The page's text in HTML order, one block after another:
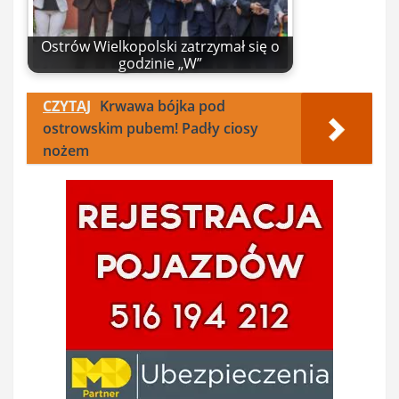
Ostrów Wielkopolski zatrzymał się o
godzinie „W”
CZYTAJ Krwawa bójka pod
ostrowskim pubem! Padły ciosy
nożem